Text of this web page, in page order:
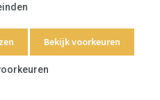
Bekijk voorkeuren